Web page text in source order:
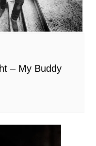
– My Buddy